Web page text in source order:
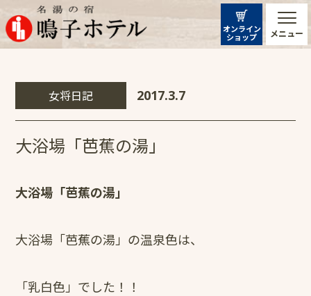
メニュー
オンライン
ショップ
女将日記 2017.3.7
大浴場「芭蕉の湯」
大浴場「芭蕉の湯」
大浴場「芭蕉の湯」の温泉色は、
「乳白色」でした！！